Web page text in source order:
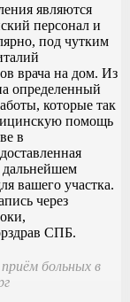
являются
персонал и
под чутким
врача на дом. Из
определенный
которые так
помощь
в
вашего участка.
через
СПБ.
больных в